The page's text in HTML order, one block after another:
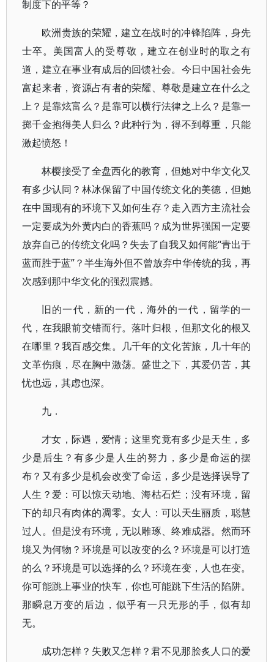
制度下的平等？
欧洲贵族的荣耀，建立在战时的冲锋陷阵，身先
士卒。美国富人的受尊敬，建立在创业时的取之有
道，建立在事业有成后的回馈社会。今日中国社会先
富起来者，资源占有者的荣耀、尊敬是建立在什么之
上？是靠炫富么？是靠可以横行法律之上么？是靠一
掷千金抱得美人归么？此种行为，得不到尊重，只能
激起愤怒！
林樱接受了全盘西化的教育，但她对中华文化又
有多少认同？林冰保留了中国传统文化的美德，但她
在中国现有的环境下又如何生存？走入西方主流社会
一定要成为外黄内白的香蕉吗？成为世界强国一定要
放弃自己的传统文化吗？失去了自我又如何能“青出于
蓝而胜于蓝”？半生海外但不曾放弃中华传统的我，再
次感到那中华文化的强烈震撼。
旧的一代，新的一代，海外的一代，留学的一
代，在我眼前交错而行。落叶归根，但那文化的根又
在哪里？我百感交集。几千年的文化苦旅，几十年的
文革伤痕，尽在胸中激荡。盛世之下，其爱仍苦，其
忧也远，其虑也深。
九．
才女，际遇，爱情；这里究竟有多少是天生，多
少是后生？有多少是人生的努力，多少是命运的摆
布？又有多少是机会改变了命运，多少是选择误导了
人生？爱：可以惊天动地、海枯石烂；没有环境，留
下的却只有肉体的凋零。女人：可以天生丽质，聪慧
过人。但是没有环境，无以雕琢、终难成器。然而环
境又为何物？环境是可以改变的么？环境是可以打造
的么？环境是可以选择的么？环境在变，人也在变。
你可能跳上事业的快车，你也可能跳下生活的陷阱。
那瞬息万变的后边，似乎有一只无形的手，似有却
无。
成功怎样？失败又怎样？君不见那脍炙人口的爱